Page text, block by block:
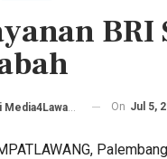
On Jul 5,